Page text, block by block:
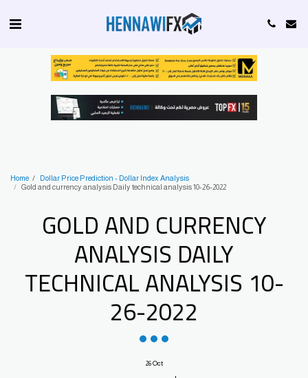
Home
Dollar Price Prediction - Dollar Index Analysis
Gold and currency analysis Daily technical analysis 10-26-2022
GOLD AND CURRENCY
ANALYSIS DAILY
TECHNICAL ANALYSIS 10-
26-2022
26Oct